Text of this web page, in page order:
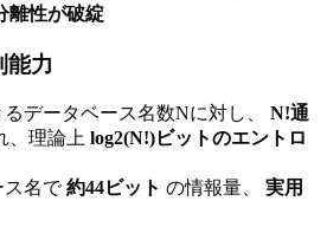
離性が破綻
能力
データベース名数Nに対し、 N!通
、理論上 log2(N!)ビットのエントロ
ス名で約44ビット の情報量、 実用